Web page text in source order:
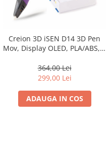
Creion 3D iSEN D14 3D Pen
Mov, Display OLED, PLA/ABS, 3
364,00 Lei
299,00 Lei
ADAUGA IN COS